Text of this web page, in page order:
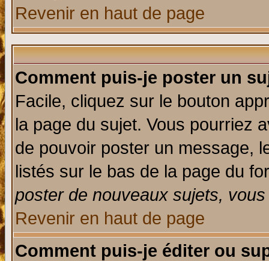
Revenir en haut de page
Comment puis-je poster un
Facile, cliquez sur le bouton
la page du sujet. Vous pourriez
de pouvoir poster un message,
listés sur le bas de la page du
poster de nouveaux sujets,
Revenir en haut de page
Comment puis-je éditer ou